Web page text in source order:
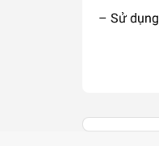
– Sử